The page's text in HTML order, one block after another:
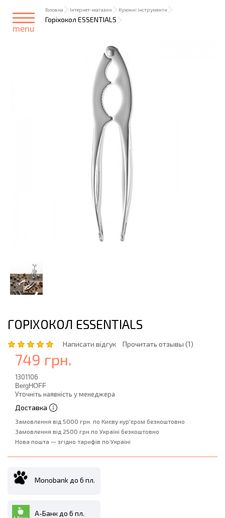
menu
Головна Інтернет-магазин Кухонні інструменти
Горіхокол ESSENTIALS
ГОРІХОКОЛ ESSENTIALS
Написати відгук Прочитать отзывы (1)
749 грн.
1301106
BergHOFF
Уточніть наявність у менеджера
Доставка
Замовлення від 5000 грн. по Києву кур'єром безкоштовно
Замовлення від 2500 грн.по Україні безкоштовно
Нова пошта — згідно тарифів по Україні
Monobank до 6 пл.
А-Банк до 6 пл.